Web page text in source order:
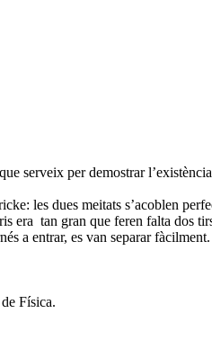
serveix per demostrar
les dues meitats s’acoblen
era tan gran que feren falta dos
a entrar, es van separar fàcilment.
Física.